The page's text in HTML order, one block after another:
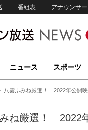
番組表 アナウンサ
ニュース スポーツ
八雲ふみね厳選！ 2022年公開映
みね厳選！ 2022